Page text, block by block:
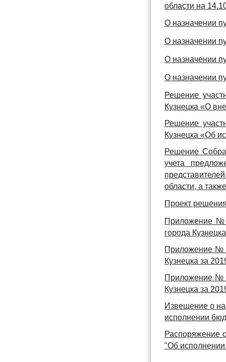
области на
О назначении
О назначении
О назначении
О назначении
Решение
Кузнецка «О
Решение
Кузнецка «Об
Решение
учета
области, а
Проект
Приложение №
города
Приложение №
Кузнецка за
Приложение №
Кузнецка за
Извещение о
исполнении
Распоряжение
"Об исполнении